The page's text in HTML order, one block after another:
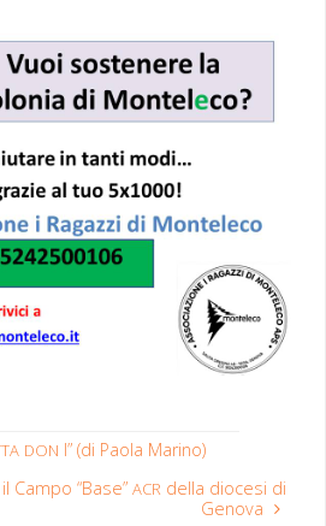
DON I” (di Paola Marino)
Campo “Base” ACRdella diocesi di
Genova